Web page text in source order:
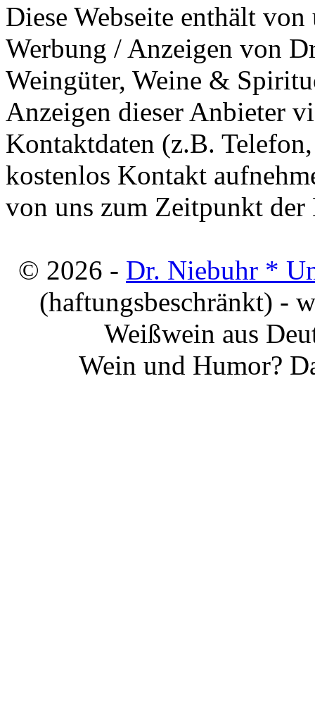
Diese Webseite enthält
Werbung / Anzeigen von
Weingüter, Weine &
Anzeigen dieser Anbieter
Kontaktdaten (z.B.
kostenlos Kontakt
von uns zum Zeitpunkt
© 2026 - Dr. Niebuhr *
(haftungsbeschränkt) -
Weißwein aus
Wein und Humor?